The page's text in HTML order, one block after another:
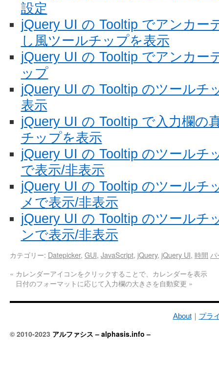
設定
jQuery UI の Tooltip でアンカー
し風ツールチップを表示
jQuery UI の Tooltip でアンカー
ップ
jQuery UI の Tooltip のツールチ
表示
jQuery UI の Tooltip で入力欄の
チップを表示
jQuery UI の Tooltip のツールチ
で表示/非表示
jQuery UI の Tooltip のツールチ
メで表示/非表示
jQuery UI の Tooltip のツールチ
ンで表示/非表示
カテゴリー: Datepicker, GUI, JavaScript, jQuery, jQuery UI, 時間
« カレンダーアイコンをクリックすることで、カレンダーを表示
日付のフォーマットに応じて入力欄の大きさを自動変更 »
About｜ プラ
© 2010-2023 アルファシス – alphasis.info –